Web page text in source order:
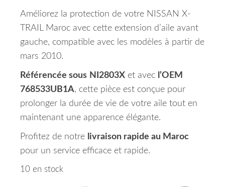
Améliorez la protection de votre NISSAN X-
TRAIL Maroc avec cette extension d’aile avant
gauche, compatible avec les modèles à partir de
mars 2010.
Référencée sous NI2803X et avec l’OEM
768533UB1A, cette pièce est conçue pour
prolonger la durée de vie de votre aile tout en
maintenant une apparence élégante.
Profitez de notre livraison rapide au Maroc
pour un service efficace et rapide.
10 en stock